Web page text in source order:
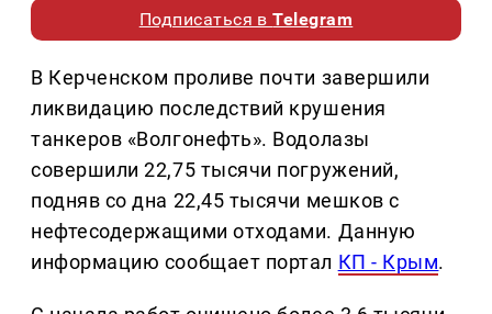
Подписаться вTelegram
В Керченском проливе почти завершили
ликвидацию последствий крушения
танкеров «Волгонефть». Водолазы
совершили 22,75 тысячи погружений,
подняв со дна 22,45 тысячи мешков с
нефтесодержащими отходами. Данную
информацию сообщает портал КП - Крым.